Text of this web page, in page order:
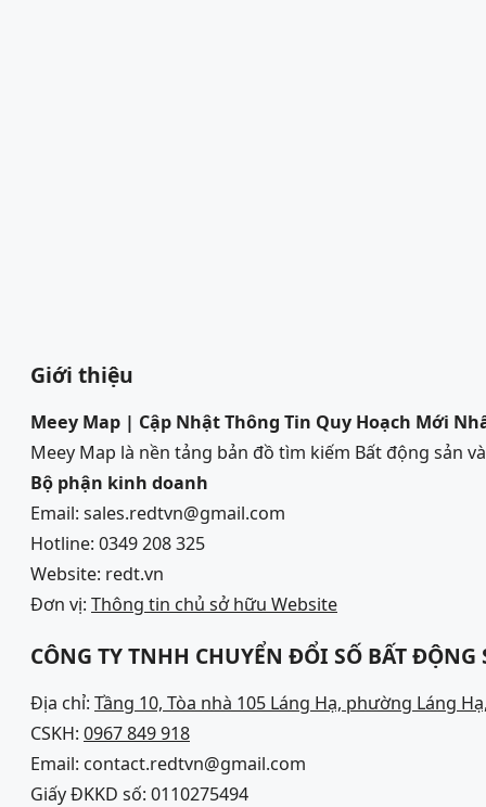
Giới thiệu
Meey Map | Cập Nhật Thông Tin Quy Hoạch Mới
Meey Map là nền tảng bản đồ tìm kiếm Bất động sản
Bộ phận kinh doanh
Email: sales.redtvn@gmail.com
Hotline: 0349 208 325
Website: redt.vn
Đơn vị: Thông tin chủ sở hữu Website
CÔNG TY TNHH CHUYỂN ĐỔI SỐ BẤT ĐỘNG
Địa chỉ: Tầng 10, Tòa nhà 105 Láng Hạ, phường Láng
CSKH: 0967 849 918
Email: contact.redtvn@gmail.com
Giấy ĐKKD số: 0110275494